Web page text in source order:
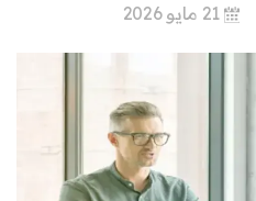
21 مايو 2026